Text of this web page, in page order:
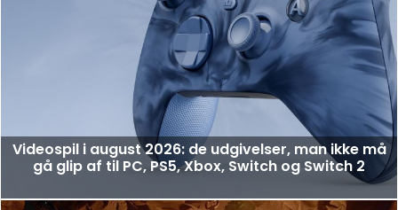
Videospil i august 2026: de udgivelser, man ikke må
gå glip af til PC, PS5, Xbox, Switch og Switch 2